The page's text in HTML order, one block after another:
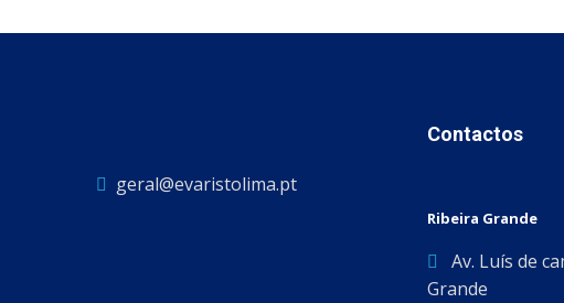
geral@evaristolima.pt
Contactos
Ribeira Grande
Av. Luís de
Grande